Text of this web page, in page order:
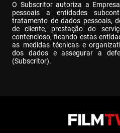
O Subscritor autoriza a
pessoais a entidades
tratamento de dados pessoais,
de cliente, prestação do
contencioso, ficando estas
as medidas técnicas e
dos dados e assegurar a
(Subscritor).